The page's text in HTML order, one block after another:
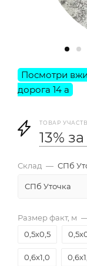
ТОВАР
13%
Склад — СПб
СПб Уточка
Размер факт, м
0,5х0,5
0,6х1,0